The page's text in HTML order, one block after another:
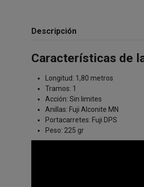
Descripción
Características de
Longitud: 1,80 metros
Tramos: 1
Acción: Sin limites
Anillas: Fuji Alconite MN
Portacarretes: Fuji DPS
Peso: 225 gr